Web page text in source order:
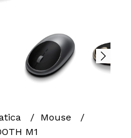
Mouse
M1